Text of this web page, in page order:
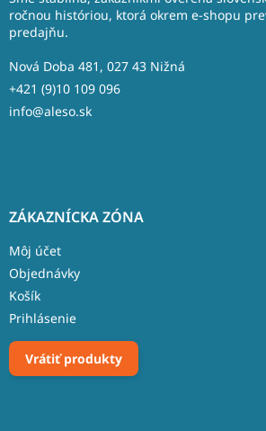
ročnou históriou, ktorá okrem e-shopu
predajňu.
Nová Doba 481, 027 43 Nižná
+421 (9)10 109 096
info@aleso.sk
ZÁKAZNÍCKA ZÓNA
Môj účet
Objednávky
Košík
Prihlásenie
Vrátiť produkty